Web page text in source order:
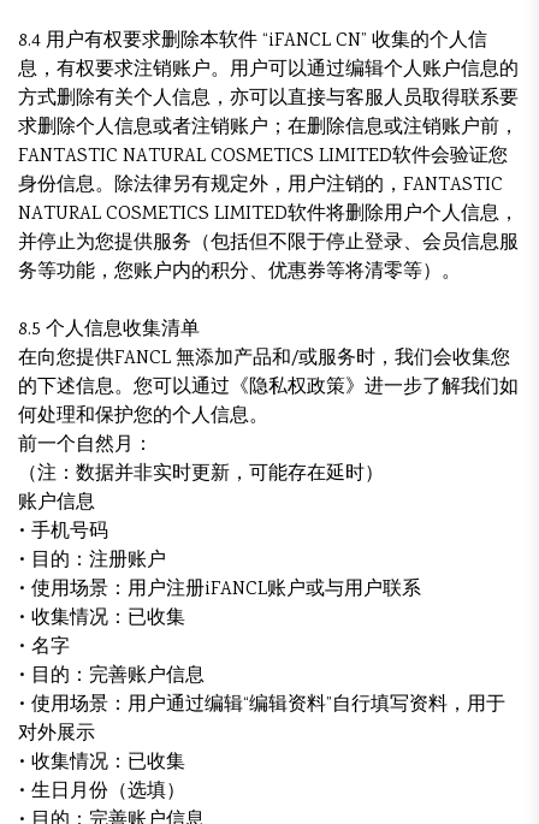
8.4 用户有权要求删除本软件 “iFANCL CN” 收集的个人信
息，有权要求注销账户。用户可以通过编辑个人账户信息的
方式删除有关个人信息，亦可以直接与客服人员取得联系要
求删除个人信息或者注销账户；在删除信息或注销账户前，
FANTASTIC NATURAL COSMETICS LIMITED软件会验证您
身份信息。除法律另有规定外，用户注销的，FANTASTIC
NATURAL COSMETICS LIMITED软件将删除用户个人信息，
并停止为您提供服务（包括但不限于停止登录、会员信息服
务等功能，您账户内的积分、优惠券等将清零等）。
8.5 个人信息收集清单
在向您提供FANCL 無添加产品和/或服务时，我们会收集您
的下述信息。您可以通过《隐私权政策》进一步了解我们如
何处理和保护您的个人信息。
前一个自然月：
（注：数据并非实时更新，可能存在延时）
账户信息
• 手机号码
• 目的：注册账户
• 使用场景：用户注册iFANCL账户或与用户联系
• 收集情况：已收集
• 名字
• 目的：完善账户信息
• 使用场景：用户通过编辑“编辑资料”自行填写资料，用于
对外展示
• 收集情况：已收集
• 生日月份（选填）